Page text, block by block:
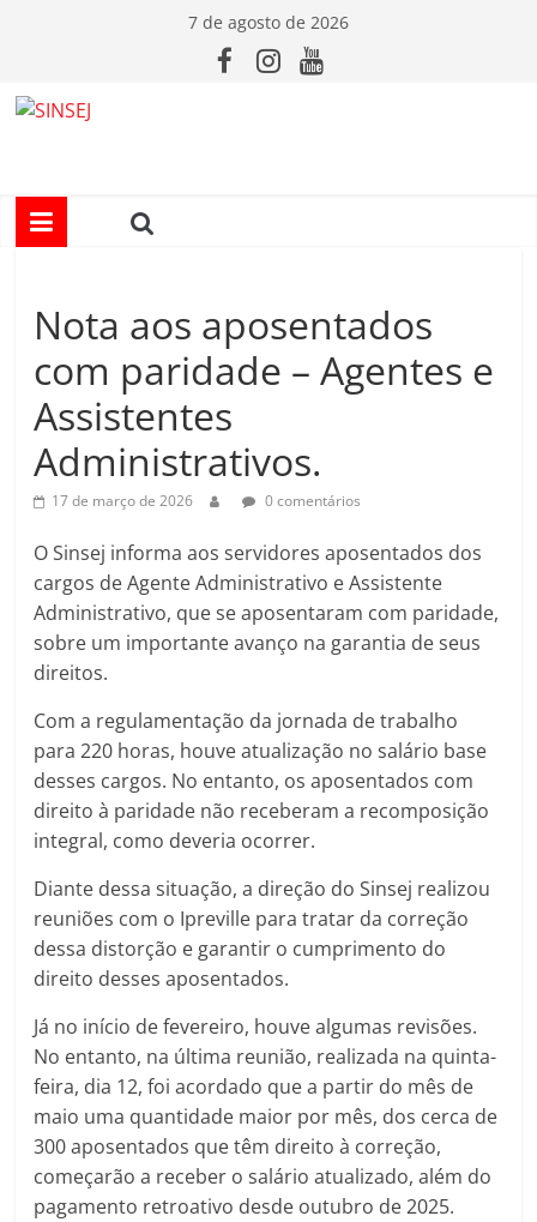
conteúdo
7 de agosto de 2026
I
S
E
Nota aos aposentados
com paridade – Agentes e
Assistentes
Administrativos.
17 de março de 2026 0 comentários
O Sinsej informa aos servidores aposentados dos
cargos de Agente Administrativo e Assistente
Administrativo, que se aposentaram com paridade,
sobre um importante avanço na garantia de seus
direitos.
Com a regulamentação da jornada de trabalho
para 220 horas, houve atualização no salário base
desses cargos. No entanto, os aposentados com
direito à paridade não receberam a recomposição
integral, como deveria ocorrer.
Diante dessa situação, a direção do Sinsej realizou
reuniões com o Ipreville para tratar da correção
dessa distorção e garantir o cumprimento do
direito desses aposentados.
Já no início de fevereiro, houve algumas revisões.
No entanto, na última reunião, realizada na quinta-
feira, dia 12, foi acordado que a partir do mês de
maio uma quantidade maior por mês, dos cerca de
300 aposentados que têm direito à correção,
começarão a receber o salário atualizado, além do
pagamento retroativo desde outubro de 2025.